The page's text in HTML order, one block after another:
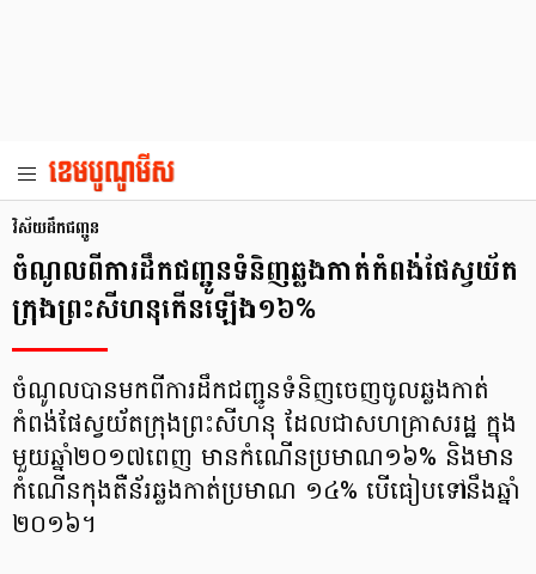
វិស័យ​ដឹកជញ្ជូន
ចំណូល​ពី​ការ​ដឹក​ជញ្ជូន​ទំនិញ​ឆ្លង​កាត់​កំពង់​ផែ​ស្វយ័ត​
ក្រុង​ព្រះសីហនុ​កើន​ឡើង​១៦%
ចំណូល​​បាន​មក​ពី​ការ​ដឹក​ជញ្ជូន​ទំនិញ​ចេញ​ចូល​​ឆ្លងកាត់​​
កំពង់ផែ​ស្វយ័ត​ក្រុង​ព្រះសីហនុ ដែល​ជា​សហគ្រាស​រដ្ឋ​ ក្នុង​
មួយ​​ឆ្នាំ​២០១៧​ពេញ ​មាន​កំណើន​​ប្រមាណ​១៦% និង​មាន​
កំណើន​​កុងតឺន័រ​ឆ្លង​កាត់​ប្រមាណ ១៤% បើ​ធៀប​ទៅ​នឹង​ឆ្នាំ​
២០១៦។